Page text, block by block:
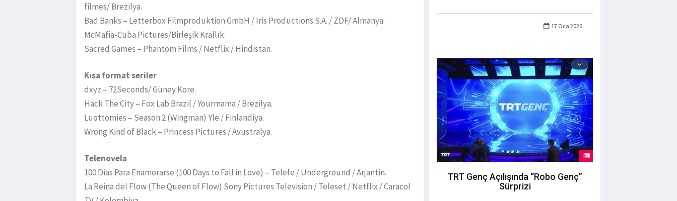
filmes/ Brezilya.
Bad Banks – Letterbox Filmproduktion GmbH / Iris Productions S.A. / ZDF/ Almanya.
McMafia-Cuba Pictures/Birleşik Krallık.
Sacred Games – Phantom Films / Netflix / Hindistan.
Kısa format seriler
dxyz – 72Seconds/ Güney Kore.
Hack The City – Fox Lab Brazil / Yourmama / Brezilya.
Luottomies – Season 2 (Wingman) Yle / Finlandiya.
Wrong Kind of Black – Princess Pictures / Avustralya.
Telenovela
100 Dias Para Enamorarse (100 Days to Fall in Love) – Telefe / Underground / Arjantin.
La Reina del Flow (The Queen of Flow) Sony Pictures Television / Teleset / Netflix / Caracol
17 Oca 2026
TRT Genç Açılışında “Robo Genç”
Sürprizi